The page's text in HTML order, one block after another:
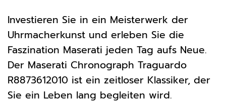
Investieren Sie in ein Meisterwerk der
Uhrmacherkunst und erleben Sie die
Faszination Maserati jeden Tag aufs Neue.
Der Maserati Chronograph Traguardo
R8873612010 ist ein zeitloser Klassiker, der
Sie ein Leben lang begleiten wird.